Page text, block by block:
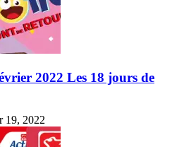
2022 Les 18 jours de
19, 2022